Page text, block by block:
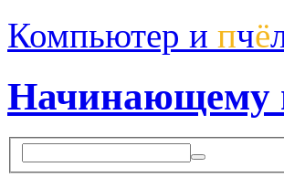
Компьютер и пчё
Начинающему